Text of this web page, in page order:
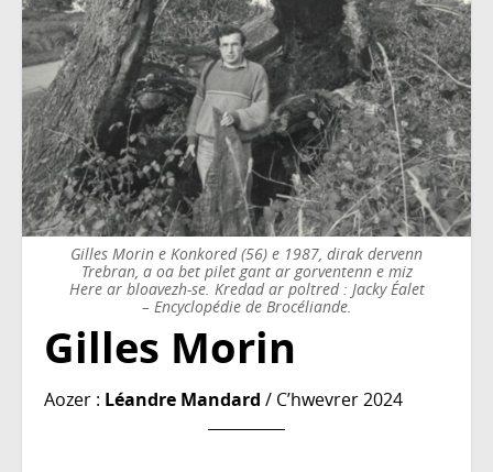
Gilles Morin e Konkored (56) e 1987, dirak dervenn
Trebran, a oa bet pilet gant ar gorventenn e miz
Here ar bloavezh-se. Kredad ar poltred : Jacky Éalet
– Encyclopédie de Brocéliande.
Gilles Morin
Aozer : Léandre Mandard / C’hwevrer 2024